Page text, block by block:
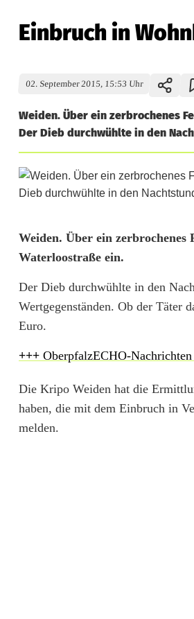
Einbruch in
02. September 2015, 15:53 Uhr
Weiden. Über ein zerbrochenes
Der Dieb durchwühlte in den
E
i
n
b
c
h
Weiden. Über ein
Waterloostraße ein.
Der Dieb durchwühlte in den
Wertgegenständen. Ob der Täter
Euro.
+++ OberpfalzECHO-
Die Kripo Weiden hat die
haben, die mit dem Einbruch in
melden.